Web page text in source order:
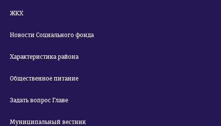
ЖКХ
Новости Социального фонда
Характеристика района
Общественное питание
Задать вопрос Главе
Муниципальный вестник